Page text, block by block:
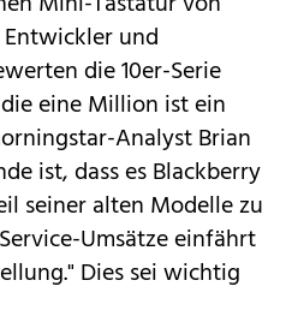
und
die 10er-Serie
eine Million ist ein
Analyst Brian
ist, dass es Blackberry
seiner alten Modelle zu
Umsätze einfährt
Dies sei wichtig